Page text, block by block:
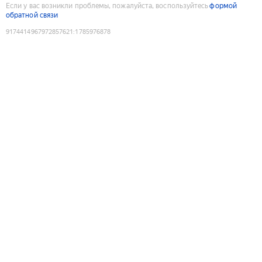
Если у вас возникли проблемы, пожалуйста, воспользуйтесьформой
обратной связи
9174414967972857621 :1785976878